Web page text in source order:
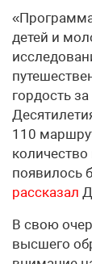
детей и
гордость
110
количество
появилось
рассказал
В свою
высшего